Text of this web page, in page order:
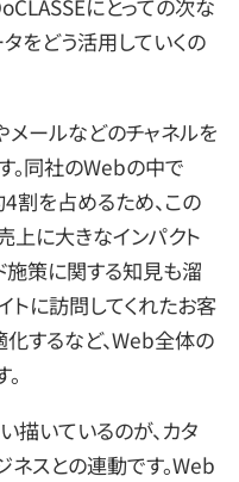
にとっての次な
をどう活用していくの
メールなどのチャネルを
。同社のWebの中で
割を占めるため、この
上に大きなインパクト
施策に関する知見も溜
トに訪問してくれたお客
するなど、Web全体の
描いているのが、カタ
スとの連動です。Web